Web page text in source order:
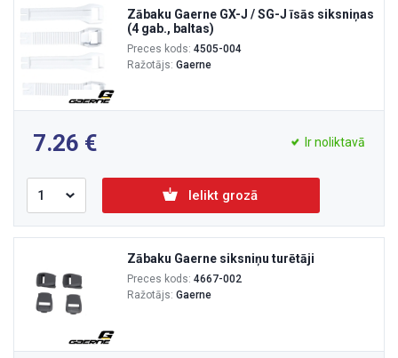
Zābaku Gaerne GX-J / SG-J īsās siksniņas
(4 gab., baltas)
Preces kods: 4505-004
Ražotājs: Gaerne
7.26 Ir noliktavā
Ielikt grozā
Zābaku Gaerne siksniņu turētāji
Preces kods: 4667-002
Ražotājs: Gaerne